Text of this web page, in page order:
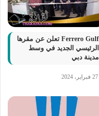
Ferrero Gulf تعلن عن مقرها
الرئيسي الجديد في وسط
مدينة دبي
27 فبراير، 2024